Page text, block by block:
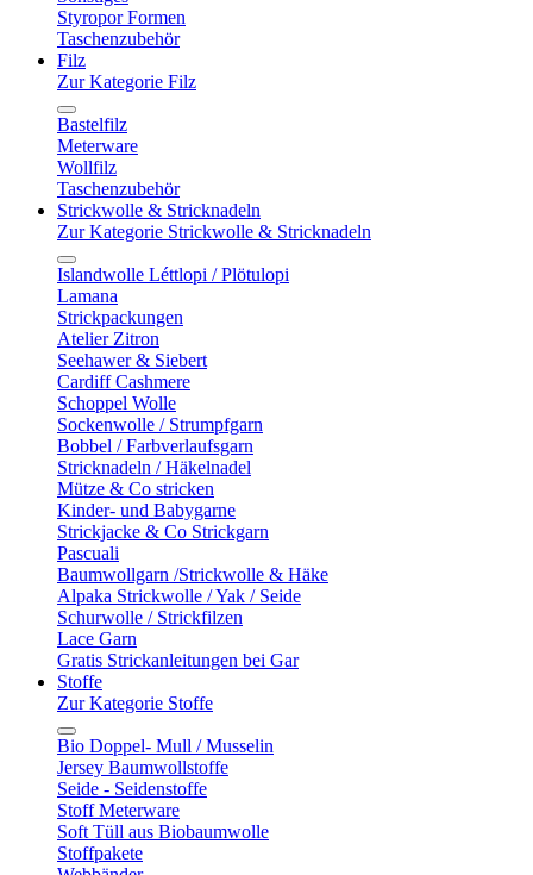
Styropor Formen
Taschenzubehör
Filz
Zur Kategorie Filz
Bastelfilz
Meterware
Wollfilz
Taschenzubehör
Strickwolle & Stricknadeln
Zur Kategorie Strickwolle & Stricknadeln
Islandwolle Léttlopi / Plötulopi
Lamana
Strickpackungen
Atelier Zitron
Seehawer & Siebert
Cardiff Cashmere
Schoppel Wolle
Sockenwolle / Strumpfgarn
Bobbel / Farbverlaufsgarn
Stricknadeln / Häkelnadel
Mütze & Co stricken
Kinder- und Babygarne
Strickjacke & Co Strickgarn
Pascuali
Baumwollgarn /Strickwolle & Häke
Alpaka Strickwolle / Yak / Seide
Schurwolle / Strickfilzen
Lace Garn
Gratis Strickanleitungen bei Gar
Stoffe
Zur Kategorie Stoffe
Bio Doppel- Mull / Musselin
Jersey Baumwollstoffe
Seide - Seidenstoffe
Stoff Meterware
Soft Tüll aus Biobaumwolle
Stoffpakete